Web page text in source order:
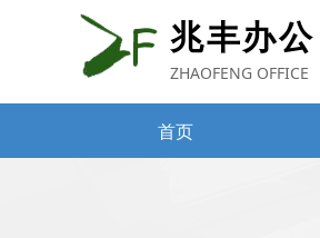
兆丰办公
ZHAOFENG OFFICE
首页